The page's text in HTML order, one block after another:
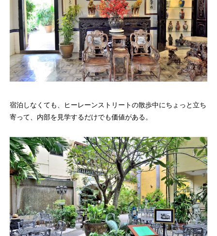
宿泊しなくても、ヒーレーンストリートの散歩中にちょっと立ち
寄って、内部を見学するだけでも価値がある。